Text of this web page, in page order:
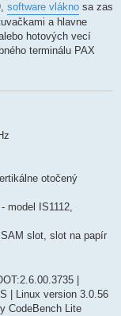
, software vlákno sa zas
a hlavne
hotových vecí
terminálu PAX
otočený
model IS1112,
slot, slot na papír
|
| Linux version 3.0.56
CodeBench Lite